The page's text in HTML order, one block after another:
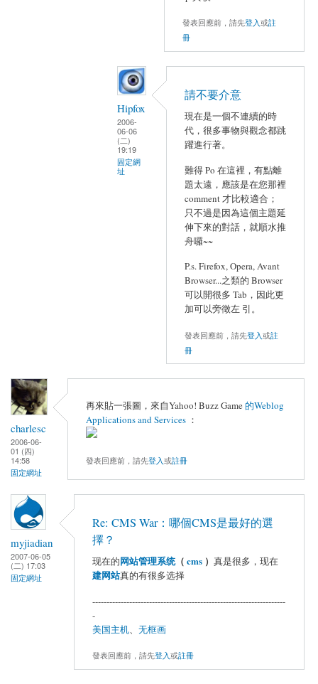
發表回應前，請先登入或註
冊
Hipfox
2006-
06-06
(二)
19:19
固定網
址
請不要介意
現在是一個不連續的時
代，很多事物與觀念都跳
躍進行著。
難得 Po 在這裡，有點離
題太遠，應該是在您那裡
comment 才比較適合；
只不過是因為這個主題延
伸下來的對話，就順水推
舟囉~~
P.s. Firefox, Opera, Avant
Browser...之類的 Browser
可以開很多 Tab，因此更
加可以旁徵左 引。
發表回應前，請先登入或註
冊
charlesc
2006-06-
01 (四)
14:58
固定網址
再來貼一張圖，來自Yahoo! Buzz Game的Weblog
Applications and Services ：
發表回應前，請先登入或註冊
myjiadian
2007-06-05
(二) 17:03
固定網址
Re: CMS War：哪個CMS是最好的選
擇？
现在的网站管理系统（ cms ） 真是很多，现在
建网站真的有很多选择
--------------------------------------------------------------------
-
美国主机
无框画
發表回應前，請先登入或註冊